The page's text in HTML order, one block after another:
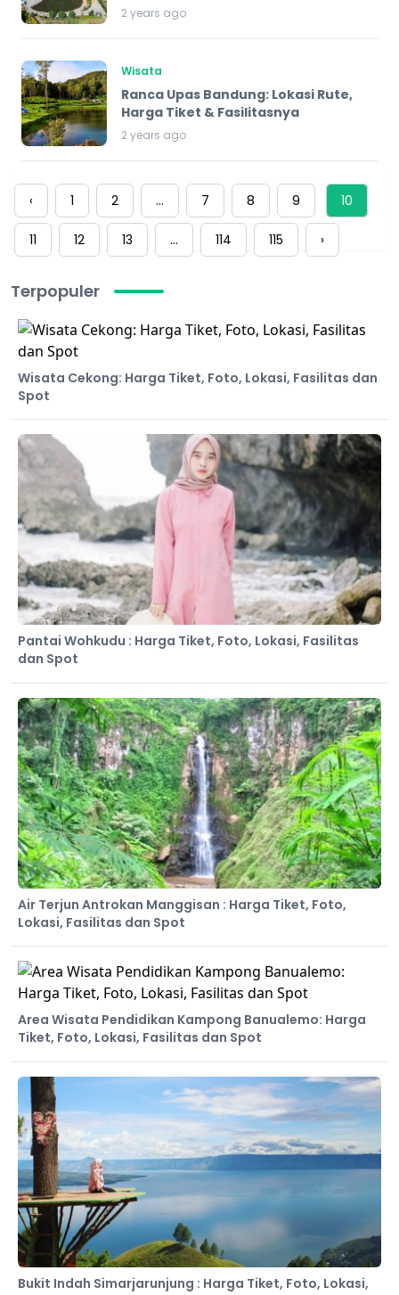
2 years ago
Wisata
Ranca Upas Bandung: Lokasi Rute,
Harga Tiket & Fasilitasnya
2 years ago
‹ 1 2 ... 7 8 9 10
11 12 13 ... 114 115 ›
Terpopuler
Wisata Cekong: Harga Tiket, Foto, Lokasi, Fasilitas dan
Spot
Pantai Wohkudu : Harga Tiket, Foto, Lokasi, Fasilitas
dan Spot
Air Terjun Antrokan Manggisan : Harga Tiket, Foto,
Lokasi, Fasilitas dan Spot
Area Wisata Pendidikan Kampong Banualemo: Harga
Tiket, Foto, Lokasi, Fasilitas dan Spot
Bukit Indah Simarjarunjung : Harga Tiket, Foto, Lokasi,